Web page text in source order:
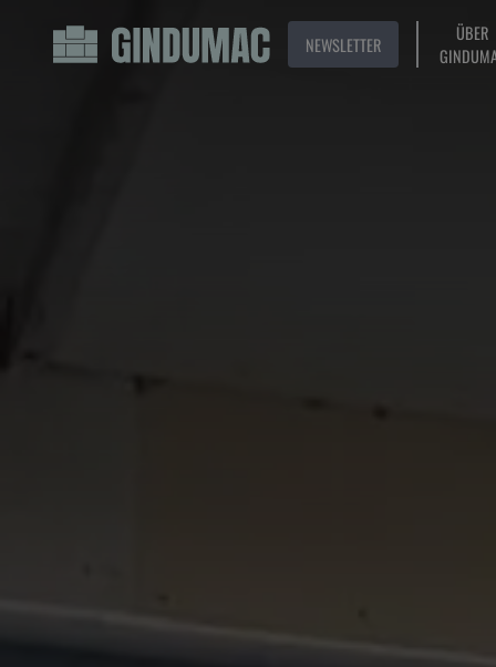
NEWSLETTER
ÜBER